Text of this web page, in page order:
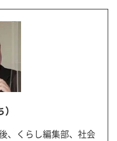
、くらし編集部、社会